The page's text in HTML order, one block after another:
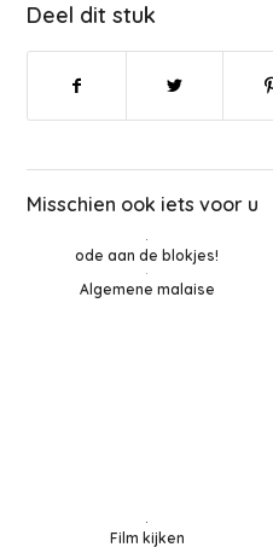
Deel dit stuk
Misschien ook iets voor u
ode aan de blokjes!
Algemene malaise
Film kijken